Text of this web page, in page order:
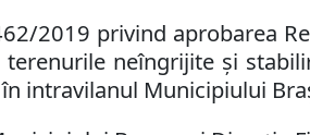
2019 privind aprobarea
neîngrijite şi
intravilanul Municipiului